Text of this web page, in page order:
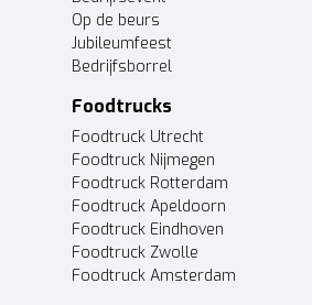
Op de beurs
Jubileumfeest
Bedrijfsborrel
Foodtrucks
Foodtruck Utrecht
Foodtruck Nijmegen
Foodtruck Rotterdam
Foodtruck Apeldoorn
Foodtruck Eindhoven
Foodtruck Zwolle
Foodtruck Amsterdam